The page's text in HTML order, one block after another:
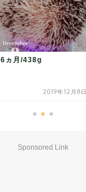
6ヵ月/438g
2019年12月8日
Sponsored Link